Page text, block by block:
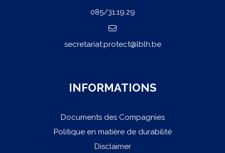
085/31.19.29
secretariat.protect@lblh.be
INFORMATIONS
Documents des Compagnies
Politique en matière de durabilité
Disclaimer